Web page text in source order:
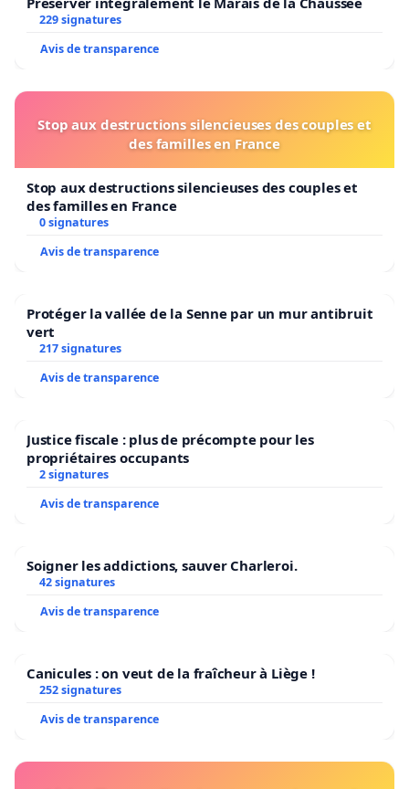
229 signatures
Avis de transparence
Stop aux destructions silencieuses des couples et
des familles en France
Stop aux destructions silencieuses des couples et
des familles en France
0 signatures
Avis de transparence
Protéger la vallée de la Senne par un mur antibruit
vert
217 signatures
Avis de transparence
Justice fiscale : plus de précompte pour les
propriétaires occupants
2 signatures
Avis de transparence
Soigner les addictions, sauver Charleroi.
42 signatures
Avis de transparence
Canicules : on veut de la fraîcheur à Liège !
252 signatures
Avis de transparence